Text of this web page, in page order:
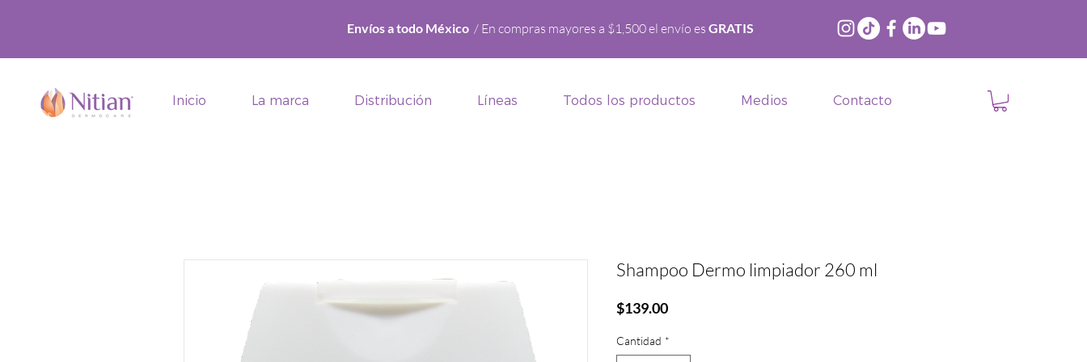
Envíos a todo México / En compras mayores a $1,500 el envío es GRATIS
Inicio La marca Distribución Líneas Todos los productos Medios Contacto
Shampoo Dermo limpiador 260 ml
$139.00Precio
Cantidad *